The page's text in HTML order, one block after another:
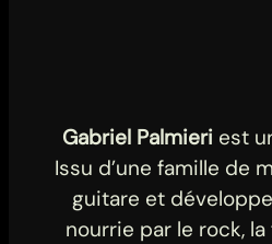
Gabriel Palmieri est
Issu d’une famille de
guitare et
nourrie par le rock,